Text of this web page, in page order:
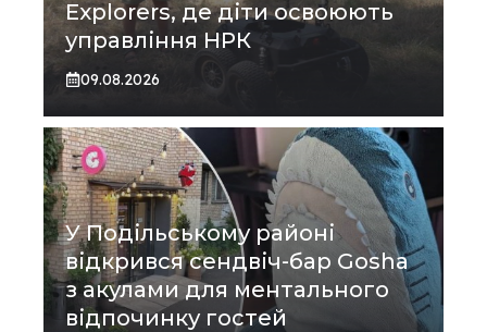
Explorers, де діти освоюють
управління НРК
09.08.2026
У Подільському районі
відкрився сендвіч-бар Gosha
з акулами для ментального
відпочинку гостей